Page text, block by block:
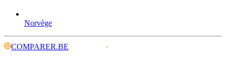
Norvège
COMPARER.BE